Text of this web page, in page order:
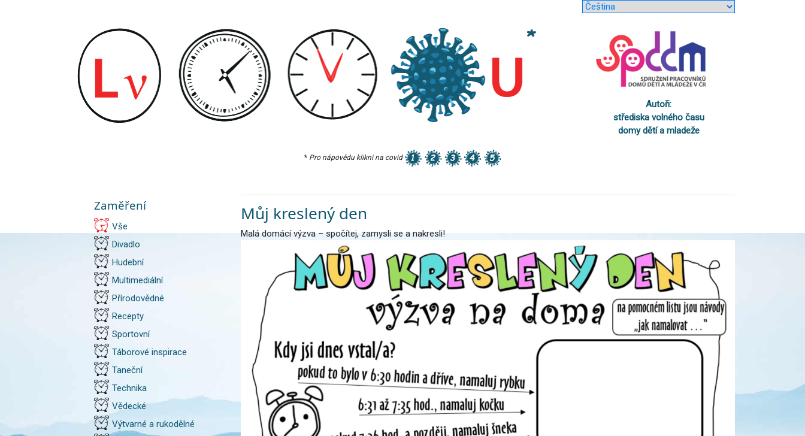
Autoři:
střediska volného času
domy dětí a mladeže
* Pro nápovědu klikni na covid
Zaměření
Vše
Divadlo
Hudební
Multimediální
Přírodovědné
Recepty
Sportovní
Táborové inspirace
Taneční
Technika
Vědecké
Výtvarné a rukodělné
Můj kreslený den
Malá domácí výzva – spočítej, zamysli se a nakresli!